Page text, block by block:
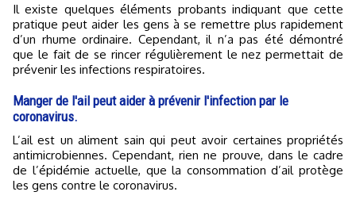
Il existe quelques éléments probants indiquant que cette
pratique peut aider les gens à se remettre plus rapidement
d’un rhume ordinaire. Cependant, il n’a pas été démontré
que le fait de se rincer régulièrement le nez permettait de
prévenir les infections respiratoires.
Manger de l'ail peut aider à prévenir l'infection par le
coronavirus.
L’ail est un aliment sain qui peut avoir certaines propriétés
antimicrobiennes. Cependant, rien ne prouve, dans le cadre
de l’épidémie actuelle, que la consommation d’ail protège
les gens contre le coronavirus.